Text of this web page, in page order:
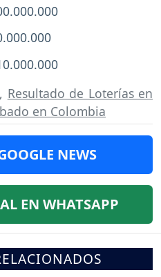
, Resultado de Loterías en
en Colombia
NEWS
EN WHATSAPP